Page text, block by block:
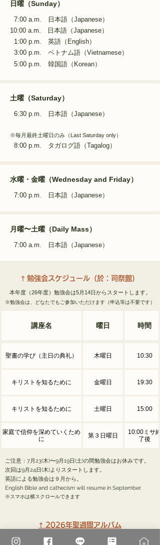
日曜（Sunday）
7:00 a.m. 日本語（Japanese）
10:00 a.m. 日本語（Japanese）
1:00 p.m. 英語（English）
3:00 p.m. ベトナム語（Vietnamese）
5:00 p.m. 韓国語（Korean）
土曜（Saturday）
6:30 p.m. 日本語（Japanese）
※毎月最終土曜日のみ（Last Saturday only）
8:00 p.m. タガログ語（Tagalog）
水曜・金曜（Wednesday and Friday）
7:00 p.m. 日本語（Japanese）
月曜〜土曜（Daily Mass）
7:00 a.m. 日本語（Japanese）
† 勉強会スケジュール（於：司祭館）
本年度（26年度）勉強会は5月14日からスタートします。
​※勉強会は、どなたでもご参加いただけます（申込等は不要です）
講座名 曜日 時間
聖書の学び（主日の典礼） 木曜日 10:30
キリストを知るために 金曜日 19:30
キリストを知るために 土曜日 15:00
家庭で信仰を深めていくため
に
第３日曜日
10:00ミサ終
了後
ご注意：7月23(木)〜9月19日(土)の間勉強会はお休みです。
次回は9月24日(木)よりスタートします。
​英語による勉強会は９月から。
English Bible and cathecism will resume in September.
​※スマホは横スクロールできます
† 2026年聖週間アルバム
（Holy Week album）